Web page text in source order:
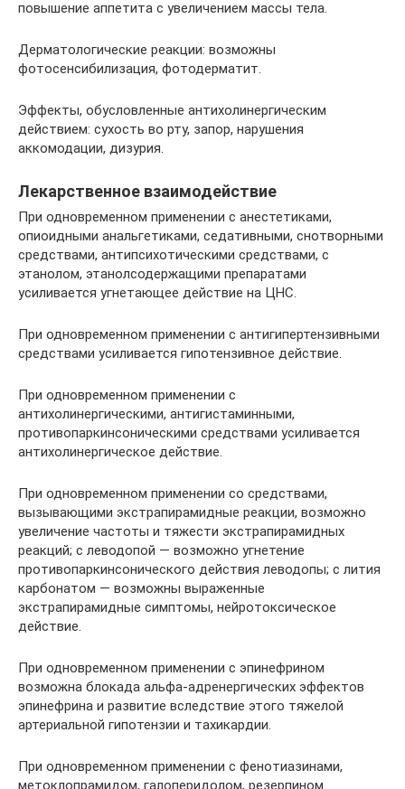
повышение аппетита с увеличением массы тела.
Дерматологические реакции: возможны
фотосенсибилизация, фотодерматит.
Эффекты, обусловленные антихолинергическим
действием: сухость во рту, запор, нарушения
аккомодации, дизурия.
Лекарственное взаимодействие
При одновременном применении с анестетиками,
опиоидными анальгетиками, седативными, снотворными
средствами, антипсихотическими средствами, с
этанолом, этанолсодержащими препаратами
усиливается угнетающее действие на ЦНС.
При одновременном применении с антигипертензивными
средствами усиливается гипотензивное действие.
При одновременном применении с
антихолинергическими, антигистаминными,
противопаркинсоническими средствами усиливается
антихолинергическое действие.
При одновременном применении со средствами,
вызывающими экстрапирамидные реакции, возможно
увеличение частоты и тяжести экстрапирамидных
реакций; с леводопой — возможно угнетение
противопаркинсонического действия леводопы; с лития
карбонатом — возможны выраженные
экстрапирамидные симптомы, нейротоксическое
действие.
При одновременном применении с эпинефрином
возможна блокада альфа-адренергических эффектов
эпинефрина и развитие вследствие этого тяжелой
артериальной гипотензии и тахикардии.
При одновременном применении с фенотиазинами,
метоклопрамидом, галоперидолом, резерпином